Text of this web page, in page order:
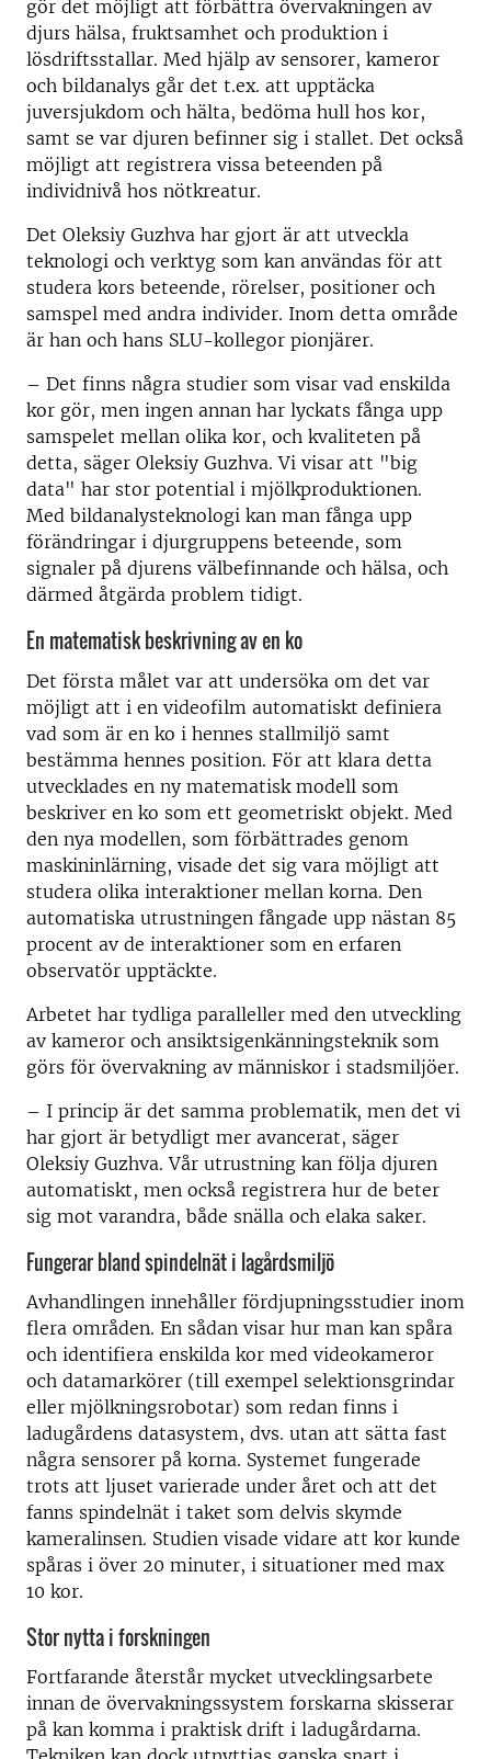
gör det möjligt att förbättra övervakningen av
djurs hälsa, fruktsamhet och produktion i
lösdriftsstallar. Med hjälp av sensorer, kameror
och bildanalys går det t.ex. att upptäcka
juversjukdom och hälta, bedöma hull hos kor,
samt se var djuren befinner sig i stallet. Det också
möjligt att registrera vissa beteenden på
individnivå hos nötkreatur.
Det Oleksiy Guzhva har gjort är att utveckla
teknologi och verktyg som kan användas för att
studera kors beteende, rörelser, positioner och
samspel med andra individer. Inom detta område
är han och hans SLU-kollegor pionjärer.
– Det finns några studier som visar vad enskilda
kor gör, men ingen annan har lyckats fånga upp
samspelet mellan olika kor, och kvaliteten på
detta, säger Oleksiy Guzhva. Vi visar att "big
data" har stor potential i mjölkproduktionen.
Med bildanalysteknologi kan man fånga upp
förändringar i djurgruppens beteende, som
signaler på djurens välbefinnande och hälsa, och
därmed åtgärda problem tidigt.
En matematisk beskrivning av en ko
Det första målet var att undersöka om det var
möjligt att i en videofilm automatiskt definiera
vad som är en ko i hennes stallmiljö samt
bestämma hennes position. För att klara detta
utvecklades en ny matematisk modell som
beskriver en ko som ett geometriskt objekt. Med
den nya modellen, som förbättrades genom
maskininlärning, visade det sig vara möjligt att
studera olika interaktioner mellan korna. Den
automatiska utrustningen fångade upp nästan 85
procent av de interaktioner som en erfaren
observatör upptäckte.
Arbetet har tydliga paralleller med den utveckling
av kameror och ansiktsigenkänningsteknik som
görs för övervakning av människor i stadsmiljöer.
– I princip är det samma problematik, men det vi
har gjort är betydligt mer avancerat, säger
Oleksiy Guzhva. Vår utrustning kan följa djuren
automatiskt, men också registrera hur de beter
sig mot varandra, både snälla och elaka saker.
Fungerar bland spindelnät i lagårdsmiljö
Avhandlingen innehåller fördjupningsstudier inom
flera områden. En sådan visar hur man kan spåra
och identifiera enskilda kor med videokameror
och datamarkörer (till exempel selektionsgrindar
eller mjölkningsrobotar) som redan finns i
ladugårdens datasystem, dvs. utan att sätta fast
några sensorer på korna. Systemet fungerade
trots att ljuset varierade under året och att det
fanns spindelnät i taket som delvis skymde
kameralinsen. Studien visade vidare att kor kunde
spåras i över 20 minuter, i situationer med max
10 kor.
Stor nytta i forskningen
Fortfarande återstår mycket utvecklingsarbete
innan de övervakningssystem forskarna skisserar
på kan komma i praktisk drift i ladugårdarna.